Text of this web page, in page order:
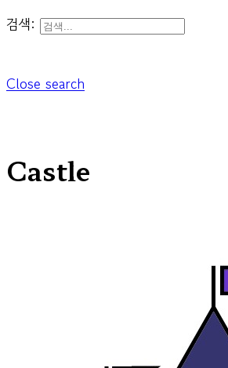
검색:
Close search
Castle